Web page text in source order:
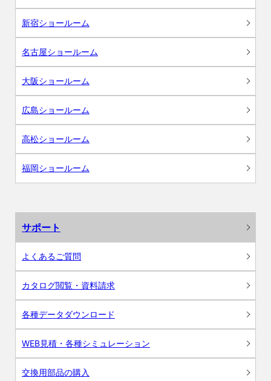
新宿ショールーム
名古屋ショールーム
大阪ショールーム
広島ショールーム
高松ショールーム
福岡ショールーム
サポート
よくあるご質問
カタログ閲覧・資料請求
各種データダウンロード
WEB見積・各種シミュレーション
交換用部品の購入